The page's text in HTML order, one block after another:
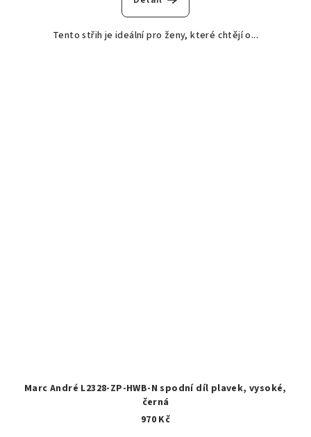
Tento střih je ideální pro ženy, které chtějí o...
Marc André L2328-ZP-HWB-N spodní díl plavek, vysoké,
černá
970 Kč